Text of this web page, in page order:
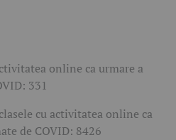
online ca urmare a
331
cu activitatea online ca
de COVID: 8426